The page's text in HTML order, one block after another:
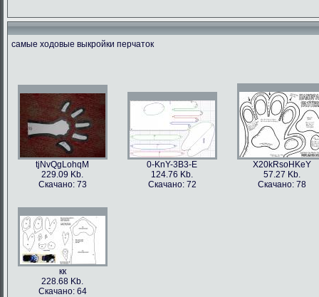
самые ходовые выкройки перчаток
tjNvQgLohqM
229.09 Kb.
Скачано: 73
0-KnY-3B3-E
124.76 Kb.
Скачано: 72
X20kRsoHKeY
57.27 Kb.
Скачано: 78
кк
228.68 Kb.
Скачано: 64